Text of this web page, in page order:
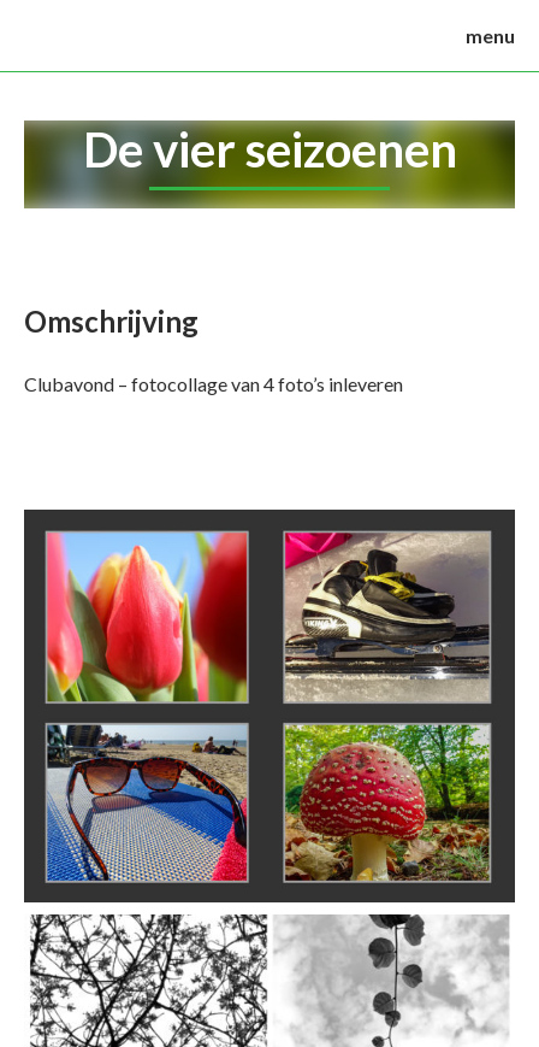
menu
De vier seizoenen
Omschrijving
Clubavond – fotocollage van 4 foto’s inleveren